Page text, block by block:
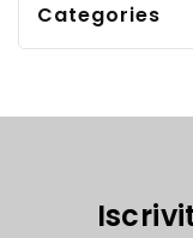
Categories